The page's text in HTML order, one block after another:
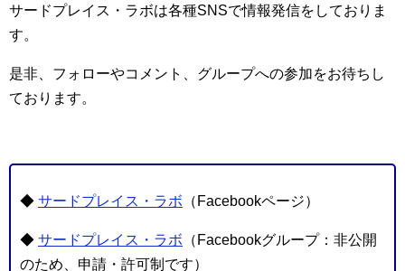
サードプレイス・ラボは各種SNSで情報発信をしておりま
す。
是非、フォローやコメント、グループへの参加をお待ちし
ております。
◆ サードプレイス・ラボ （Facebookページ）
◆ サードプレイス・ラボ （Facebookグループ：非公開
のため、申請・許可制です）